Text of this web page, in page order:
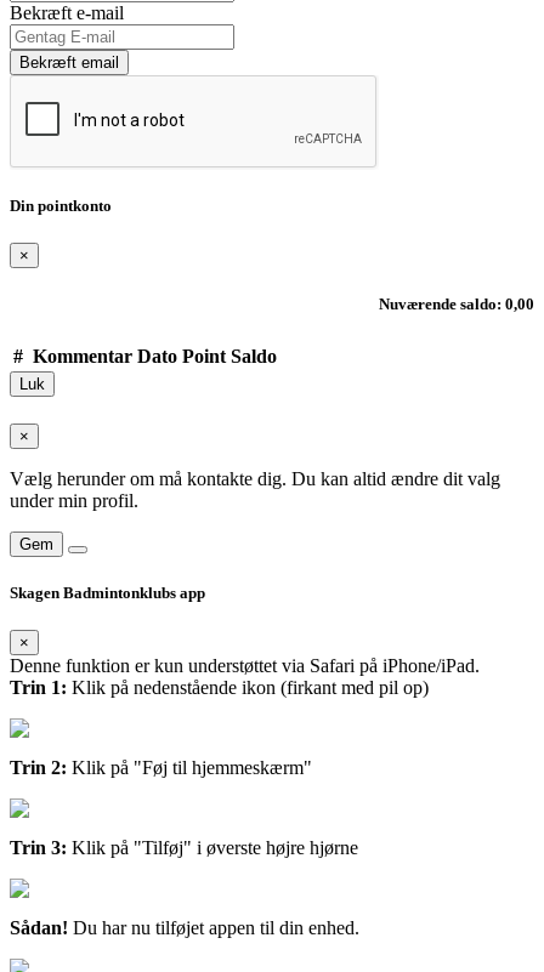
Bekræft e-mail
Bekræft email
Din pointkonto
×
Nuværende saldo: 0,00
# Kommentar Dato Point Saldo
Luk
×
Vælg herunder om må kontakte dig. Du kan altid ændre dit valg
under min profil.
Gem
Skagen Badmintonklubs app
×
Denne funktion er kun understøttet via Safari på iPhone/iPad.
Trin 1: Klik på nedenstående ikon (firkant med pil op)
Trin 2: Klik på "Føj til hjemmeskærm"
Trin 3: Klik på "Tilføj" i øverste højre hjørne
Sådan! Du har nu tilføjet appen til din enhed.